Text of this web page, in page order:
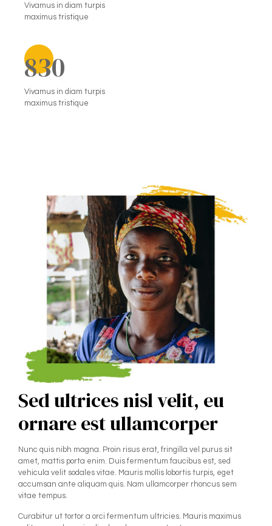
Vivamus in diam turpis
maximus tristique
830
Vivamus in diam turpis
maximus tristique
Sed ultrices nisl velit, eu
ornare est ullamcorper
Nunc quis nibh magna. Proin risus erat, fringilla vel purus sit
amet, mattis porta enim. Duis fermentum faucibus est, sed
vehicula velit sodales vitae. Mauris mollis lobortis turpis, eget
accumsan ante aliquam quis. Nam ullamcorper rhoncus sem
vitae tempus.
Curabitur ut tortor a orci fermentum ultricies. Mauris maximus